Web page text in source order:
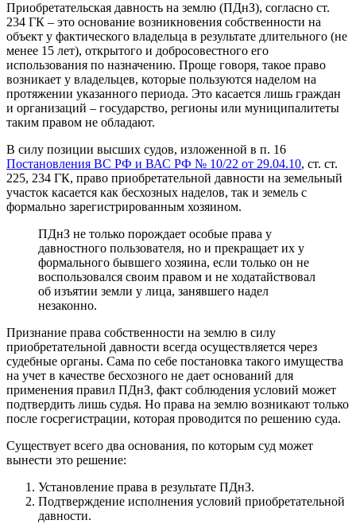
Приобретательская давность на землю (ПДнЗ), согласно ст.
234 ГК – это основание возникновения собственности на
объект у фактического владельца в результате длительного (не
менее 15 лет), открытого и добросовестного его
использования по назначению. Проще говоря, такое право
возникает у владельцев, которые пользуются наделом на
протяжении указанного периода. Это касается лишь граждан
и организаций – государство, регионы или муниципалитеты
таким правом не обладают.
В силу позиции высших судов, изложенной в п. 16
Постановления ВС РФ и ВАС РФ № 10/22 от 29.04.10, ст. ст.
225, 234 ГК, право приобретательной давности на земельный
участок касается как бесхозных наделов, так и земель с
формально зарегистрированным хозяином.
ПДнЗ не только порождает особые права у
давностного пользователя, но и прекращает их у
формального бывшего хозяина, если только он не
воспользовался своим правом и не ходатайствовал
об изъятии земли у лица, занявшего надел
незаконно.
Признание права собственности на землю в силу
приобретательной давности всегда осуществляется через
судебные органы. Сама по себе постановка такого имущества
на учет в качестве бесхозного не дает оснований для
применения правил ПДнЗ, факт соблюдения условий может
подтвердить лишь судья. Но права на землю возникают только
после госрегистрации, которая проводится по решению суда.
Существует всего два основания, по которым суд может
вынести это решение:
Установление права в результате ПДнЗ.
Подтверждение исполнения условий приобретательной
давности.